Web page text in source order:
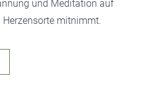
und Meditation auf
Herzensorte mitnimmt.